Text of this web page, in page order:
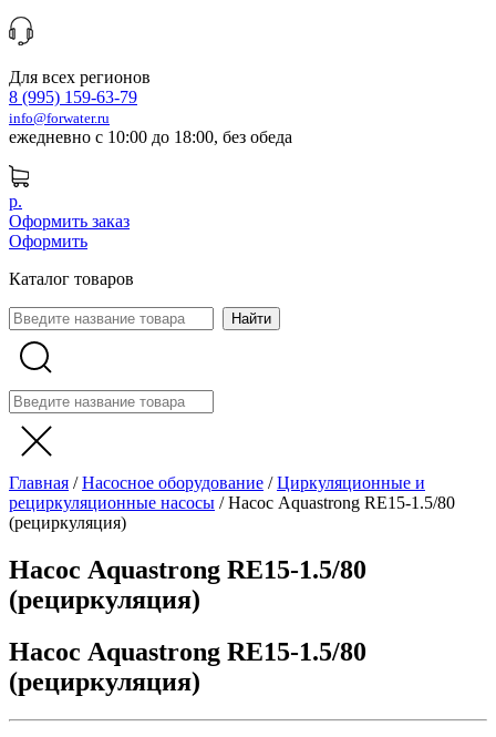
Для всех регионов
8 (995) 159-63-79
info@forwater.ru
ежедневно с 10:00 до 18:00, без обеда
р.
Оформить заказ
Оформить
Каталог товаров
Главная /Насосное оборудование /Циркуляционные и
рециркуляционные насосы /Насос Aquastrong RE15-1.5/80
(рециркуляция)
Насос Aquastrong RE15-1.5/80
(рециркуляция)
Насос Aquastrong RE15-1.5/80
(рециркуляция)